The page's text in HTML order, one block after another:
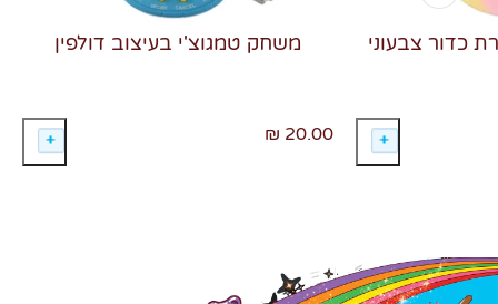
משחק טמגוצ'י בעיצוב דולפין
20.00 ₪
כדור צבעוני